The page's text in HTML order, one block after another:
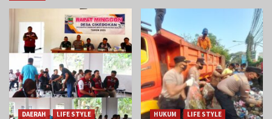
DAERAH
LIFE STYLE
HUKUM
LIFE STYLE